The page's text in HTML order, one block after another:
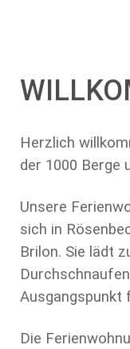
Herzlich
der 1000 Berge
Unsere
sich in
Brilon. Sie lädt
Ausgangspunkt
Die